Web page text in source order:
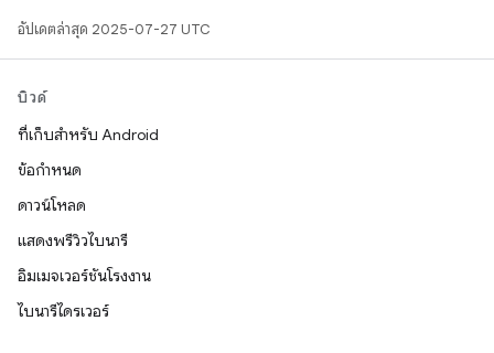
อัปเดตล่าสุด 2025-07-27 UTC
บิวด์
ที่เก็บสำหรับ Android
ข้อกำหนด
ดาวน์โหลด
แสดงพรีวิวไบนารี
อิมเมจเวอร์ชันโรงงาน
ไบนารีไดรเวอร์